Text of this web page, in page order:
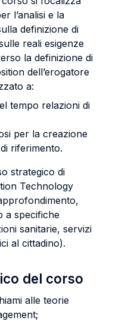
l’analisi e la
definizione di
reali esigenze
la definizione di
dell’erogatore
a:
tempo relazioni di
per la creazione
riferimento.
strategico di
Technology
a specifiche
sanitarie, servizi
al cittadino).
del corso
alle teorie